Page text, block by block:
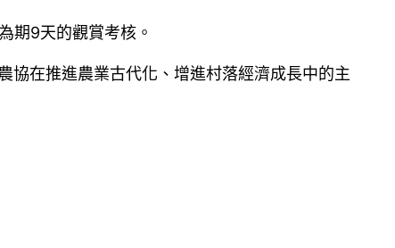
期9天的觀賞考核。
在推進農業古代化、增進村落經濟成長中的主